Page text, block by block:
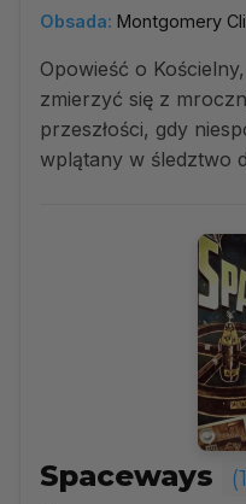
Obsada: Montgomery
Opowieść o
zmierzyć się z
przeszłości, gdy
wplątany w śledztwo
Spaceways